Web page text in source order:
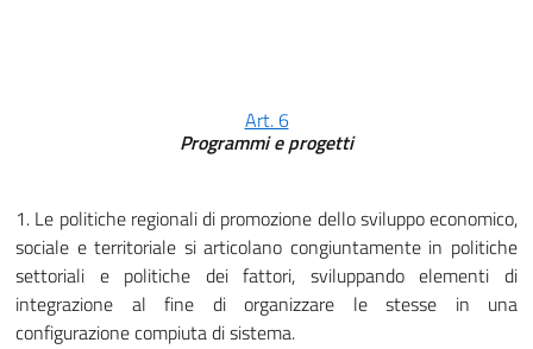
Art. 6
Programmi e progetti
1. Le politiche regionali di promozione dello sviluppo economico,
sociale e territoriale si articolano congiuntamente in politiche
settoriali e politiche dei fattori, sviluppando elementi di
integrazione al fine di organizzare le stesse in una
configurazione compiuta di sistema.